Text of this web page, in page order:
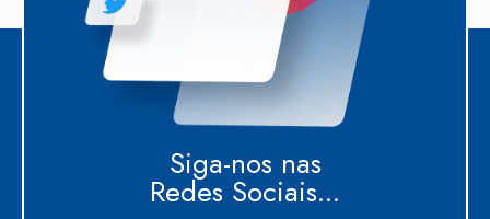
Siga-nos nas
Redes Sociais...